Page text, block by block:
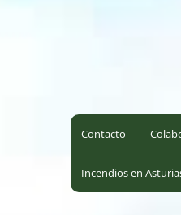
Contacto
Incendios en